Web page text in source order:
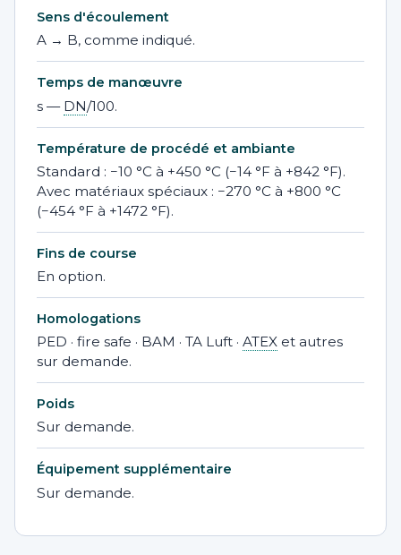
Sens d'écoulement
A → B, comme indiqué.
Temps de manœuvre
s — DN/100.
Température de procédé et ambiante
Standard : −10 °C à +450 °C (−14 °F à +842 °F).
Avec matériaux spéciaux : −270 °C à +800 °C
(−454 °F à +1472 °F).
Fins de course
En option.
Homologations
PED · fire safe · BAM · TA Luft · ATEX et autres
sur demande.
Poids
Sur demande.
Équipement supplémentaire
Sur demande.